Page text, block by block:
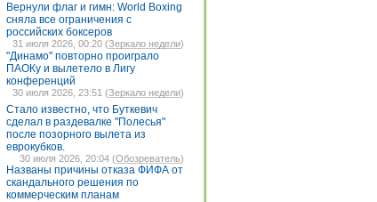
Вернули флаг и гимн: World Boxing
сняла все ограничения с
российских боксеров
31 июля 2026, 00:20 (Зеркало недели)
"Динамо" повторно проиграло
ПАОКу и вылетело в Лигу
конференций
30 июля 2026, 23:51 (Зеркало недели)
Стало известно, что Буткевич
сделал в раздевалке "Полесья"
после позорного вылета из
еврокубков.
30 июля 2026, 20:04 (Обозреватель)
Названы причины отказа ФИФА от
скандального решения по
коммерческим планам